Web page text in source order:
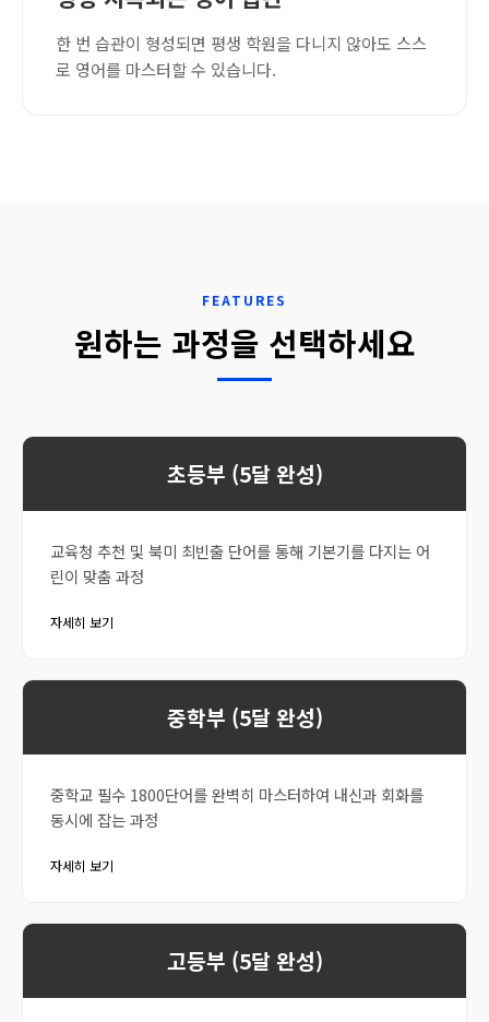
한 번 습관이 형성되면 평생 학원을 다니지 않아도 스스
로 영어를 마스터할 수 있습니다.
FEATURES
원하는 과정을 선택하세요
초등부 (5달 완성)
교육청 추천 및 북미 최빈출 단어를 통해 기본기를 다지는 어
린이 맞춤 과정
자세히 보기
중학부 (5달 완성)
중학교 필수 1800단어를 완벽히 마스터하여 내신과 회화를
동시에 잡는 과정
자세히 보기
고등부 (5달 완성)